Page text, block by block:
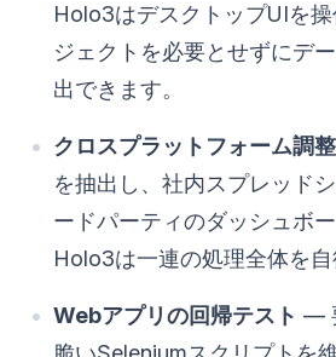
Holo3はデスクトップUIを
ジェクトを必要とせずにデ
出できます。
クロスプラットフォーム調整
を抽出し、社内スプレッド
ードパーティのダッシュボ
Holo3は一連の処理全体を自
Webアプリの回帰テスト —